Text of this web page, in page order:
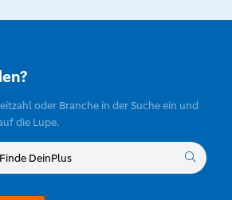
oder Branche in der Suche ein und
die Lupe.